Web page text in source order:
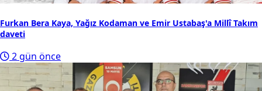
Furkan Bera Kaya, Yağız Kodaman ve Emir Ustabaş'a Millî Takım
daveti
2 gün önce